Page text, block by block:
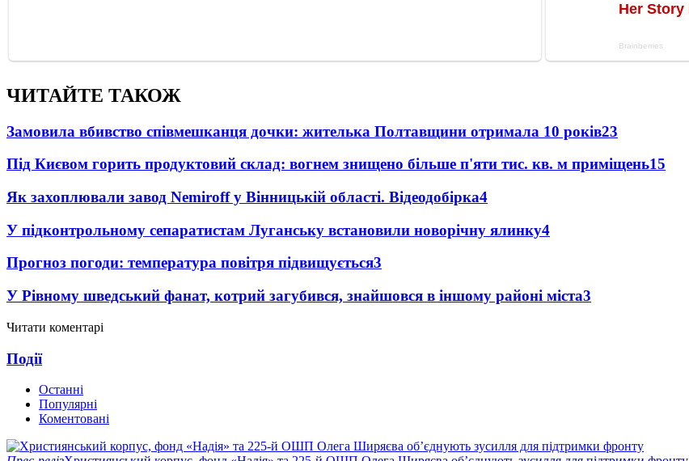
ЧИТАЙТЕ ТАКОЖ
Замовила вбивство співмешканця дочки: жителька Полтавщини отримала 10 років23
Під Києвом горить продуктовий склад: вогнем знищено більше п'яти тис. кв. м приміщень15
Як захоплювали завод Nemiroff у Вінницькій області. Відеодобірка4
У підконтрольному сепаратистам Луганську встановили новорічну ялинку4
Прогноз погоди: температура повітря підвищується3
У Рівному шведський фанат, котрий загубився, знайшовся в іншому районі міста3
Читати коментарі
Події
Останні
Популярні
Коментовані